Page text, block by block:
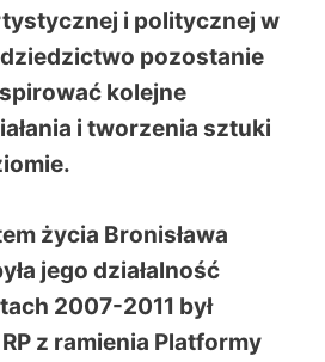
i politycznej w
dziedzictwo pozostanie
kolejne
i tworzenia sztuki
życia Bronisława
jego działalność
2007-2011 był
RP z ramienia Platformy